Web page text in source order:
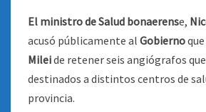
El ministro de Salud bonaerense,
acusó públicamente al Gobierno
Mileide retener seis angiógrafos
destinados a distintos centros de
provincia.